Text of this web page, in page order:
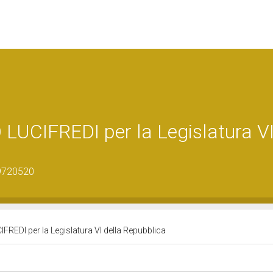
per la Legislatura
per la Legislatura VI della Repubblica